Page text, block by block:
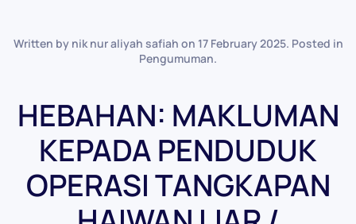
Written by nik nur aliyah safiah on 17 February 2025. Posted in
Pengumuman.
HEBAHAN: MAKLUMAN
KEPADA PENDUDUK
OPERASI TANGKAPAN